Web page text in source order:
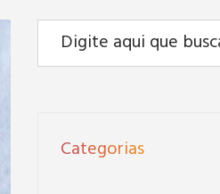
Categorias